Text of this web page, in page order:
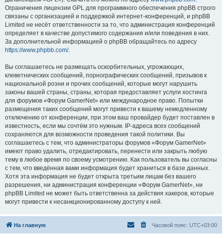
Ограничения лицензии GPL для программного обеспечения phpBB строго
связаны с организацией и поддержкой интернет-конференций, и phpBB
Limited не несёт ответственности за то, что администрация конференций
определяет в качестве допустимого содержания и/или поведения в них.
За дополнительной информацией о phpBB обращайтесь по адресу
https://www.phpbb.com/.
Вы соглашаетесь не размещать оскорбительных, угрожающих,
клеветнических сообщений, порнографических сообщений, призывов к
национальной розни и прочих сообщений, которые могут нарушить
законы вашей страны, страны, которая предоставляет услуги хостинга
для форумов «Форум GamerNet» или международное право. Попытки
размещения таких сообщений могут привести к вашему немедленному
отключению от конференции, при этом ваш провайдер будет поставлен в
известность, если мы сочтём это нужным. IP-адреса всех сообщений
сохраняются для возможности проведения такой политики. Вы
соглашаетесь с тем, что администраторы форумов «Форум GamerNet»
имеют право удалить, отредактировать, перенести или закрыть любую
тему в любое время по своему усмотрению. Как пользователь вы согласны
с тем, что введённая вами информация будет храниться в базе данных.
Хотя эта информация не будет открыта третьим лицам без вашего
разрешения, ни администрация конференции «Форум GamerNet», ни
phpBB Limited не может быть ответственна за действия хакеров, которые
могут привести к несанкционированному доступу к ней.
На главную Часовой пояс: UTC+03:00